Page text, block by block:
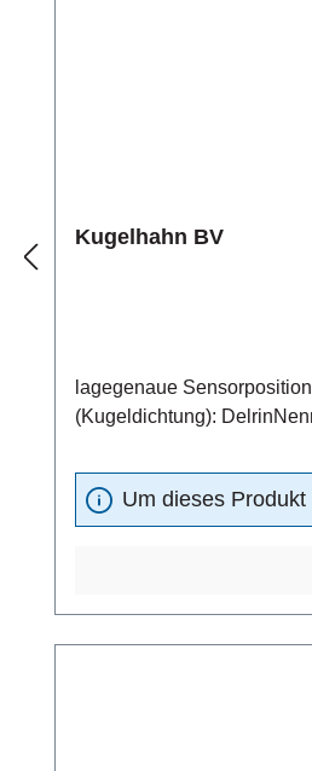
Kugelhahn BV
lagegenaue
(Kugeldichtung):
Um dieses